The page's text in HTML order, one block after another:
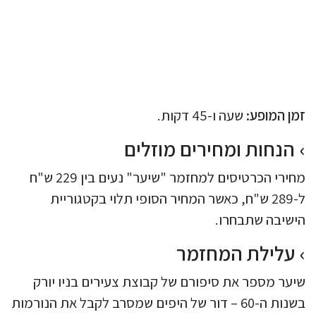
זמן המופע: שעה ו-45 דקות.
הנחות ומחירים מוזלים
מחירי הכרטיסים למחזמר "שיער" נעים בין 229 ש"ח
ל-289 ש"ח, כאשר המחיר הסופי תלוי בקטגוריית
הישיבה שתבחרו.
עלילת המחזמר
שיער מספר את סיפורם של קבוצת צעירים בניו יורק
בשנות ה-60 – דור של היפים שמסרב לקבל את הנורמות